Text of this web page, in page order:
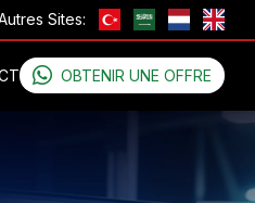
Sites:
OBTENIR UNE OFFRE